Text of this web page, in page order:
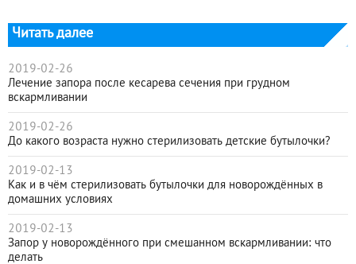
Читать далее
2019-02-26
Лечение запора после кесарева сечения при грудном
вскармливании
2019-02-26
До какого возраста нужно стерилизовать детские бутылочки?
2019-02-13
Как и в чём стерилизовать бутылочки для новорождённых в
домашних условиях
2019-02-13
Запор у новорождённого при смешанном вскармливании: что
делать